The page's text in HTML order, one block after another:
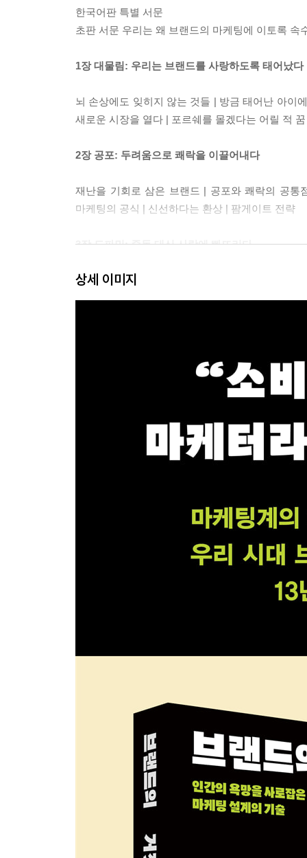
한국어판 특별 서문
초판 서문 우리는 왜 브랜드의 마케팅에 이토록 속
1장 대물림: 우리는 브랜드를 사랑하도록 태어났다
뇌 손상에도 잊히지 않는 것들 | 방금 태어난 아이
새로운 시장을 열다 | 포르쉐를 몰겠다는 어릴 적
2장 공포: 두려움으로 쾌락을 이끌어내다
재난을 기회로 삼은 브랜드 | 공포와 쾌락의 공
마케팅의 공식 | 신선하다는 환상 | 팜게이트 전략
3장 도파민: 중독 대신 사랑에 빠뜨리다
아이폰을 '사랑'하는 사람들 | 쇼핑을 멈추지 못하
잊을 수 없는 맛의 비밀 | 습관은 중독의 다른 이름
자동차에 섹슈얼리티를 담다 | 향수가 아니라 판
열광하는 이유 | 제모에 빠진 마초들
5장 군중심리: 모든 사람이 원하는 것처럼 보여주다
사회적 동물의 구매법 | 블랙프라이데이의 인
6장 레트로: 행복했던 과거의 순간을 떠올리게 하다
“그때가 좋았지” | 늙지 않는 사람들 | 불경기일수
추천하는 화장품입니다 | 브랜드 그 자체가 되다 |
열반의 맛 | 오늘도 희망을 삽니다
9장 데이터 마이닝: 소비자의 발자취가 곧 돈이다
당신의 움직임은 돈이 된다 | 데이터 마이닝과
보인다 | 매출을 좌우하는 매장 음악 | 가장
포스트프라이버시 시대
상세 이미지